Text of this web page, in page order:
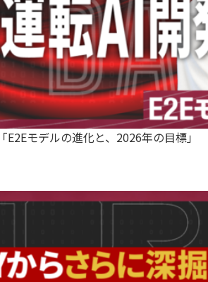
モデルの進化と、2026年の目標」